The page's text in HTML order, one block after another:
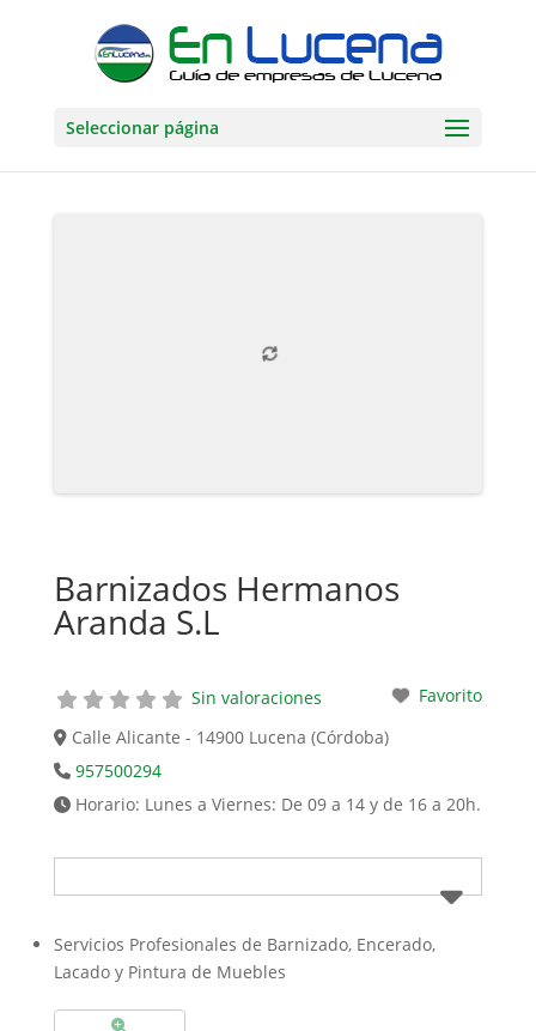
Seleccionar página
Barnizados Hermanos
Aranda S.L
Sin valoraciones
Favorito
Calle Alicante - 14900 Lucena (Córdoba)
957500294
Horario: Lunes a Viernes: De 09 a 14 y de 16 a 20h.
Servicios Profesionales de Barnizado, Encerado,
Lacado y Pintura de Muebles